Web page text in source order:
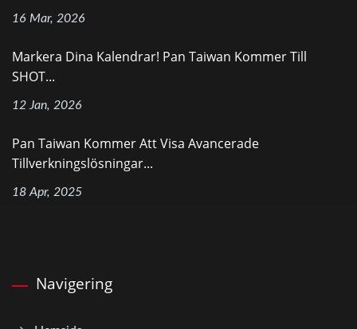
16 Mar, 2026
Markera Dina Kalendrar! Pan Taiwan Kommer Till
SHOT...
12 Jan, 2026
Pan Taiwan Kommer Att Visa Avancerade
Tillverkningslösningar...
18 Apr, 2025
Navigering